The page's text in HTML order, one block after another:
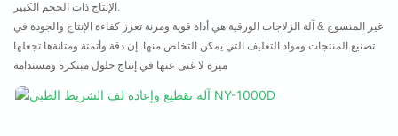
الإنتاج ذات الحجم الكبير.
غير المنسوج & آلة الزلاجات الورقية هي أداة قوية ومرنة تعزز كفاءة الإنتاج والجودة في
تصنيع المنتجات ومواد التغليف التي يمكن التخلص منها. إن دقة وأتمتة ومتانةها تجعلها
ميزة لا غنى عنها في إنتاج حلول مبتكرة ومستدامة